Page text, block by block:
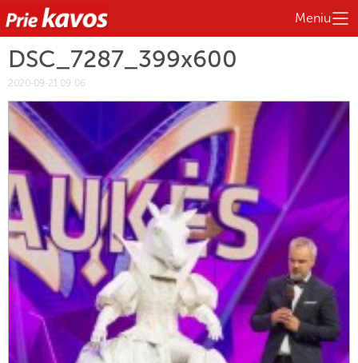
Meniu
DSC_7287_399x600
2020-09-21 09:06